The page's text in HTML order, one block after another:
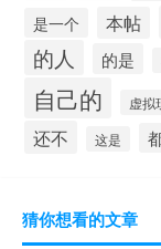
是一个
本帖
的人 的是
自己的 虚拟
还不 这是
猜你想看的文章